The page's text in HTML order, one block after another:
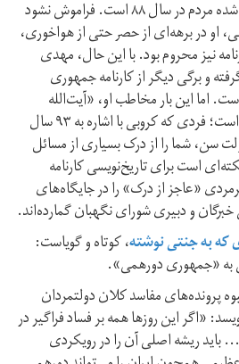
همچنان صدای فریاد سرکوب‌شده مردم در سال ۸۸ است. فراموش نشود
او در برهه‌ای از حصر حتی از هواخوری،
نیز محروم بود. با این حال، مهدی
و برگی دیگر از کارنامه جمهوری
اما این بار مخاطب او، «آیت‌الله
جنتی، دبیر شورای نگهبان» است؛ فردی که کروبی با اشاره به ۹۳ سال
سن، شما را از درک بسیاری از مسائل
است برای تاریخ‌نویسی کارنامه
«عاجز از درک» را در جایگاه‌های
و دبیری شورای نگهبان گمارده‌اند.
که به جنتی نوشته، کوتاه و گویاست:
«جمهوری دورهمی».
پرونده‌های مفاسد کلان دولتمردان
«اگر این روزها همه بر فساد فراگیر در
باید ریشه اصلی آن را در رویکردی